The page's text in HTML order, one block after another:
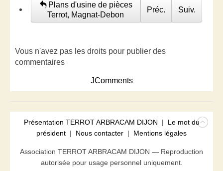
Plans d'usine de pièces
Terrot, Magnat-Debon
Préc. Suiv.
Vous n'avez pas les droits pour publier des
commentaires
JComments
Présentation TERROT ARBRACAM DIJON | Le mot du
président | Nous contacter | Mentions légales
Association TERROT ARBRACAM DIJON — Reproduction
autorisée pour usage personnel uniquement.